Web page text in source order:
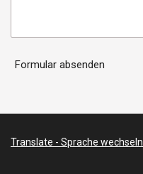
Formular absenden
Translate - Sprache wechseln